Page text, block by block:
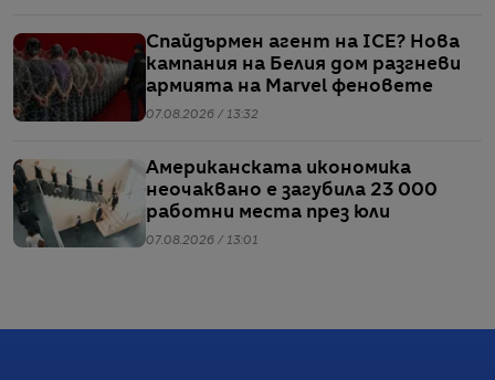
Спайдърмен агент на ICE? Нова
кампания на Белия дом разгневи
армията на Marvel феновете
07.08.2026 / 13:32
Американската икономика
неочаквано е загубила 23 000
работни места през юли
07.08.2026 / 13:01